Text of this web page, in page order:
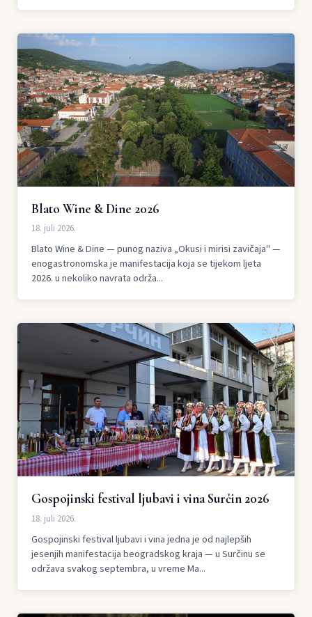
Blato Wine & Dine 2026
18. juli 2026.
Blato Wine & Dine — punog naziva „Okusi i mirisi zavičaja" —
enogastronomska je manifestacija koja se tijekom ljeta
2026. u nekoliko navrata održa...
Gospojinski festival ljubavi i vina Surčin 2026
18. juli 2026.
Gospojinski festival ljubavi i vina jedna je od najlepših
jesenjih manifestacija beogradskog kraja — u Surčinu se
održava svakog septembra, u vreme Ma...